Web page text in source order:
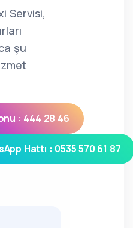
Servisi,
şu
: 444 28 46
Hattı : 0535 570 61 87